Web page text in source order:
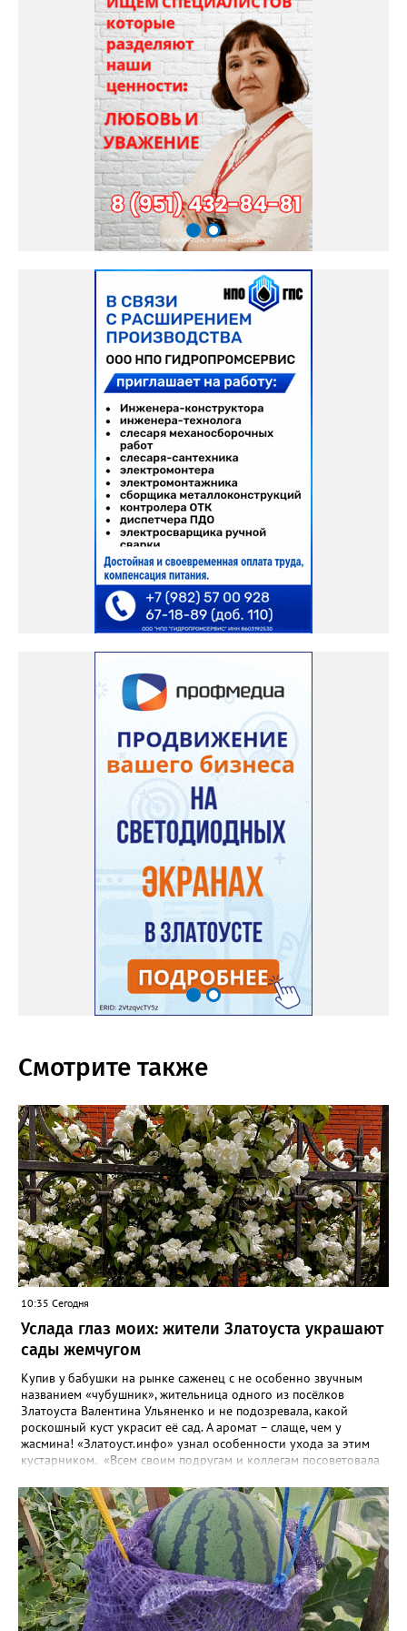
Смотрите также
10:35 Сегодня
Услада глаз моих: жители Златоуста украшают
сады жемчугом
Купив у бабушки на рынке саженец с не особенно звучным
названием «чубушник», жительница одного из посёлков
Златоуста Валентина Ульяненко и не подозревала, какой
роскошный куст украсит её сад. А аромат – слаще, чем у
жасмина! «Златоуст.инфо» узнал особенности ухода за этим
кустарником. «Всем своим подругам и коллегам посоветовала
городе всё больше, - рассказала нашему порталу Валентина. – У
меня растёт, на мой взгляд, самый красивый сорт – «Жемчуг».
Моему кусту (на фото) четыре года, достаточно компактный.
Махровые цветки - диаметром шесть сантиметров. Цветёт в
июле не менее трёх недель. Oчень ароматный, что редко
встречается у сортовых особeй. Не бойтесь подстригать - он
это любит. Если не знаете, чем украсить свой сад, сажайте
чубушник, не пожалеете!». «Жемчужные» цветы Валентина
сушит и зимой добавляет в чай. Следующей весной планирует